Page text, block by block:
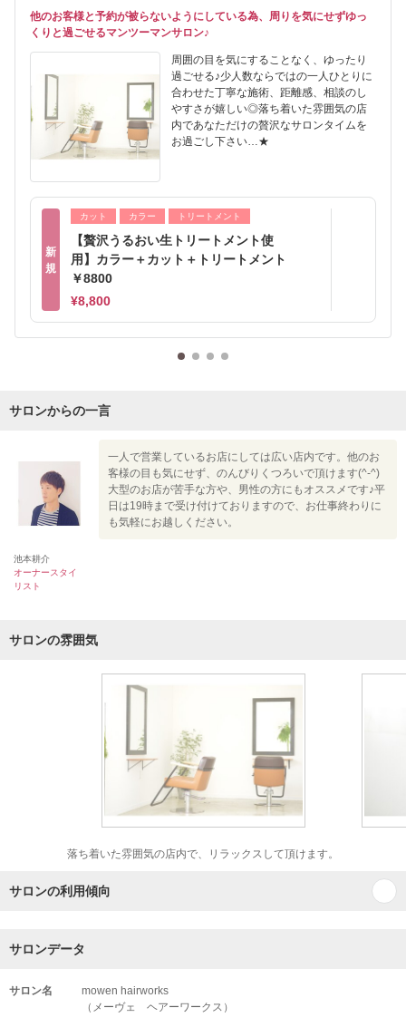
他のお客様と予約が被らないようにしている為、周りを気にせずゆっ
くりと過ごせるマンツーマンサロン♪
周囲の目を気にすることなく、ゆったり
過ごせる♪少人数ならではの一人ひとりに
合わせた丁寧な施術、距離感、相談のし
やすさが嬉しい◎落ち着いた雰囲気の店
内であなただけの贅沢なサロンタイムを
お過ごし下さい…★
新
規
カット カラー トリートメント
【贅沢うるおい生トリートメント使
用】カラー＋カット＋トリートメント
￥8800
¥8,800
サロンからの一言
池本耕介
オーナースタイ
リスト
一人で営業しているお店にしては広い店内です。他のお
客様の目も気にせず、のんびりくつろいで頂けます(^-^)
大型のお店が苦手な方や、男性の方にもオススメです♪平
日は19時まで受け付けておりますので、お仕事終わりに
も気軽にお越しください。
サロンの雰囲気
落ち着いた雰囲気の店内で、リラックスして頂けます。
サロンの利用傾向
サロンデータ
サロン名
mowen hairworks
（メーヴェ ヘアーワークス）